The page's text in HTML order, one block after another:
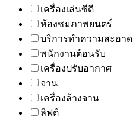
เครื่องเล่นซีดี
ห้องชมภาพยนตร์
บริการทำความสะอาด
พนักงานต้อนรับ
เครื่องปรับอากาศ
จาน
เครื่องล้างจาน
ลิฟต์